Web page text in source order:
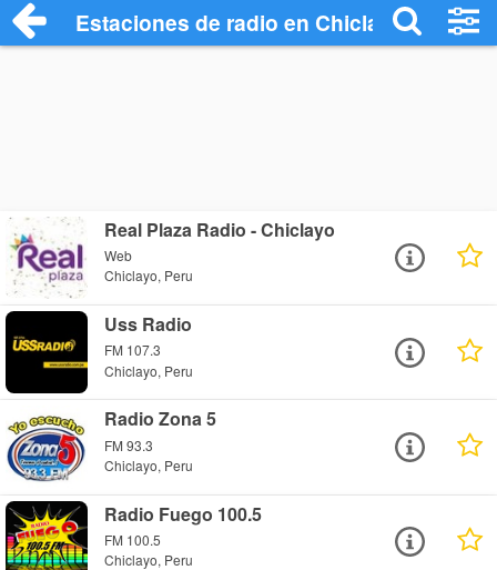
Estaciones de radio en Chiclayo -
Real Plaza Radio - Chiclayo
Web
Chiclayo, Peru
Uss Radio
FM 107.3
Chiclayo, Peru
Radio Zona 5
FM 93.3
Chiclayo, Peru
Radio Fuego 100.5
FM 100.5
Chiclayo, Peru